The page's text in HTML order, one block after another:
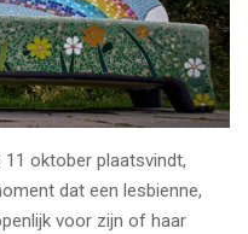
11 oktober plaatsvindt,
dat een lesbienne,
voor zijn of haar